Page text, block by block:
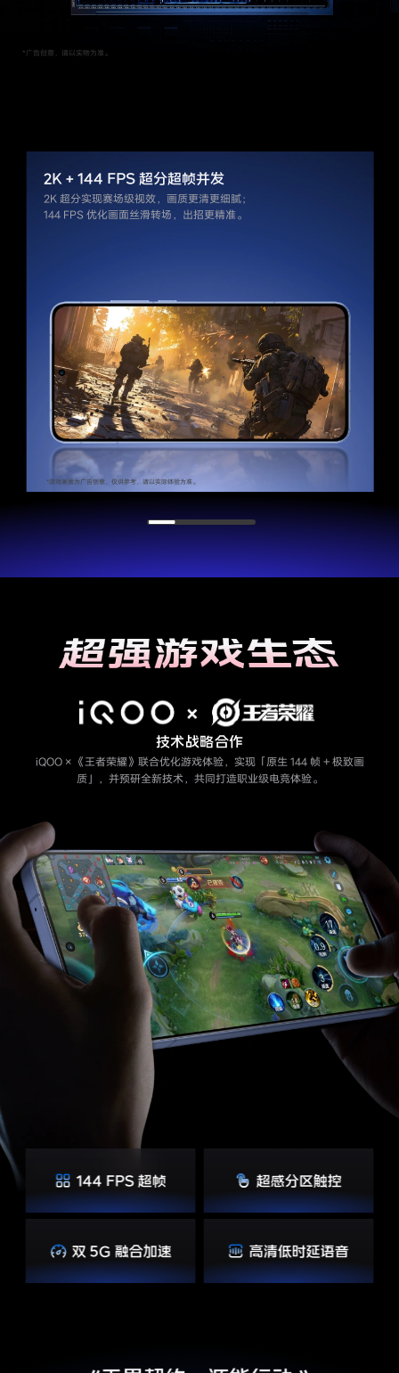
2K + 144 FPS 超分超帧并发
2K 超分实现赛场级视效，画质更清更细腻；
144 FPS 优化画面丝滑转场，出招更精准。
超强游戏生态
技术战略合作
iQOO × 《王者荣耀》联合优化游戏体验，实现「原生 144 帧 + 极致画
质」， 并预研全新技术，共同打造职业级电竞体验。
144 FPS 超帧 超感分区触控
双 5G 融合加速 高清低时延语音